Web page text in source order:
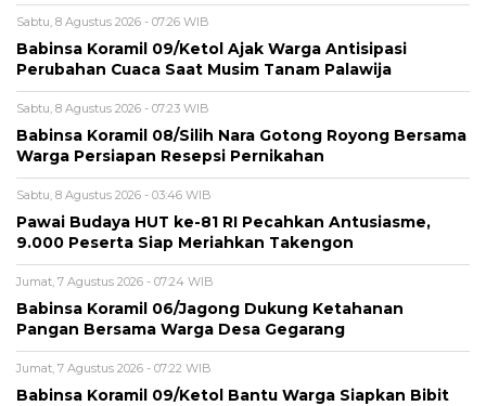
Sabtu, 8 Agustus 2026 - 07:26 WIB
‎Babinsa Koramil 09/Ketol Ajak Warga Antisipasi
Perubahan Cuaca Saat Musim Tanam Palawija
Sabtu, 8 Agustus 2026 - 07:23 WIB
‎Babinsa Koramil 08/Silih Nara Gotong Royong Bersama
Warga Persiapan Resepsi Pernikahan
Sabtu, 8 Agustus 2026 - 03:46 WIB
Pawai Budaya HUT ke-81 RI Pecahkan Antusiasme,
9.000 Peserta Siap Meriahkan Takengon
Jumat, 7 Agustus 2026 - 07:24 WIB
‎Babinsa Koramil 06/Jagong Dukung Ketahanan
Pangan Bersama Warga Desa Gegarang
Jumat, 7 Agustus 2026 - 07:22 WIB
‎Babinsa Koramil 09/Ketol Bantu Warga Siapkan Bibit